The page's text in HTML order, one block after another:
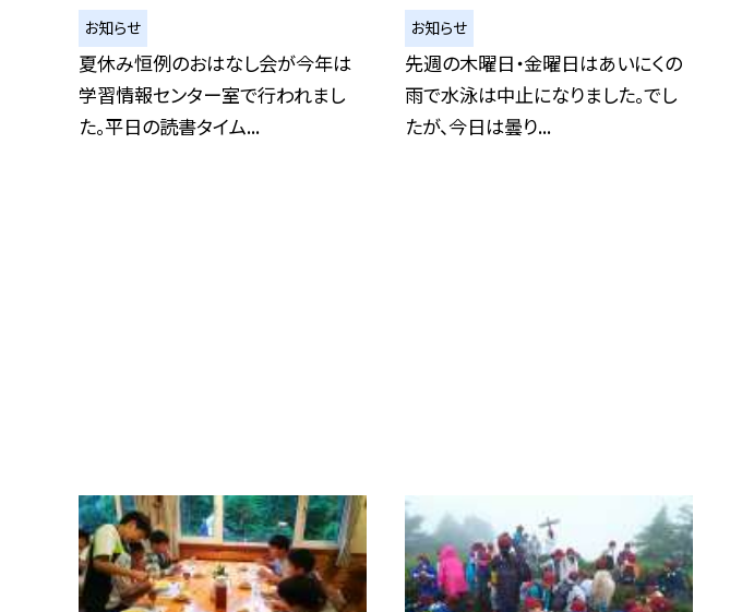
お知らせ
夏休み恒例のおはなし会が今年は
学習情報センター室で行われまし
た。平日の読書タイム...
お知らせ
先週の木曜日・金曜日はあいにくの
雨で水泳は中止になりました。でし
たが、今日は曇り...